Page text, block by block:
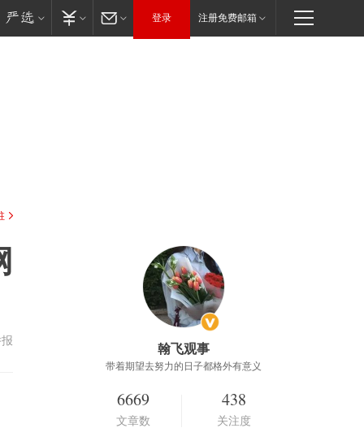
登录 注册免费邮箱
翰飞观事
带着期望去努力的日子都格外有意义
6669
文章数
438
关注度